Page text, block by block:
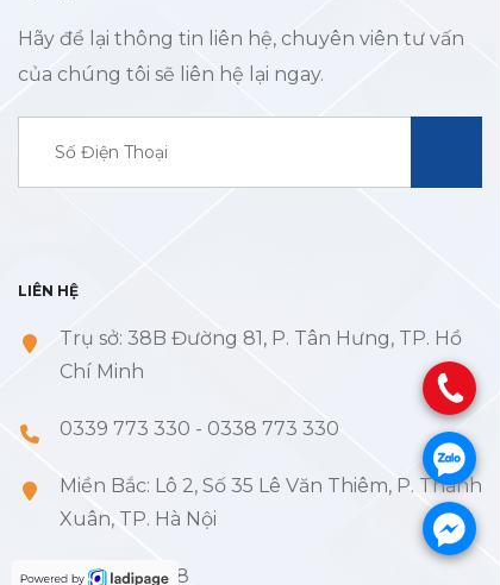
Hãy để lại thông tin liên hệ, chuyên viên tư vấn
của chúng tôi sẽ liên hệ lại ngay.
LIÊN HỆ
Trụ sở: 38B Đường 81, P. Tân Hưng, TP. Hồ
Chí Minh
0339 773 330 - 0338 773 330
Miền Bắc: Lô 2, Số 35 Lê Văn Thiêm, P. Thanh
Xuân, TP. Hà Nội
083 527 5588
.
.
.